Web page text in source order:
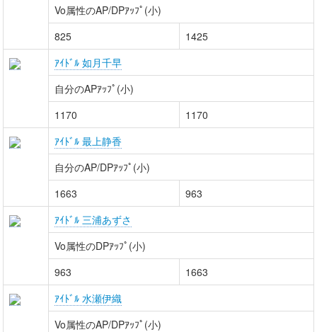
Vo属性のAP/DPｱｯﾌﾟ(小)
825
1425
ｱｲﾄﾞﾙ 如月千早
自分のAPｱｯﾌﾟ(小)
1170
1170
ｱｲﾄﾞﾙ 最上静香
自分のAP/DPｱｯﾌﾟ(小)
1663
963
ｱｲﾄﾞﾙ 三浦あずさ
Vo属性のDPｱｯﾌﾟ(小)
963
1663
ｱｲﾄﾞﾙ 水瀬伊織
Vo属性のAP/DPｱｯﾌﾟ(小)